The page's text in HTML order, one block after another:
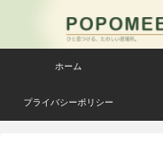
ホーム
プライバシーポリシー